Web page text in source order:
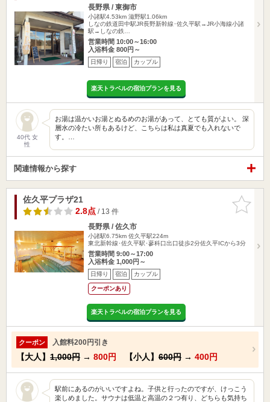
長野県 / 東御市
小諸駅4.53km 滋野駅1.06km
しなの鉄道田中駅JR長野新幹線･佐久平駅→JR小海線小諸
駅→しなの鉄…
営業時間 10:00～16:00
入浴料金 800円～
日帰り 宿泊 カップル
楽天トラベルの宿泊プランを見る
40代 女
性
お湯は温かいお湯とぬるめのお湯があって、とても質がよい。 深
層水の冷たい所もあるけど、こちらは私は真夏でも入れないで
す。…
関連情報から探す
お気に入
りに追加
佐久平プラザ21
2.8点/ 13 件
長野県 / 佐久市
小諸駅6.75km 佐久平駅224m
東北新幹線･佐久平駅･蓼科口出口徒歩2分佐久平ICから3分
営業時間 9:00～17:00
入浴料金 1,000円～
日帰り 宿泊 カップル
クーポンあり
楽天トラベルの宿泊プランを見る
クーポン 入館料200円引き
【大人】 1,000円 → 800円 【小人】 600円 → 400円
駅前にあるのがいいですよね。子供と行ったのですが、けっこう
楽しめました。サウナは低温と高温の２つ有り、どちらも気持ち